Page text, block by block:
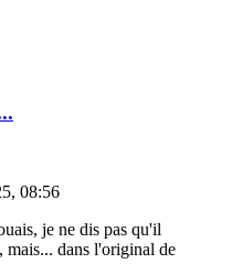
08:56
je ne dis pas qu'il
mais... dans l'original de